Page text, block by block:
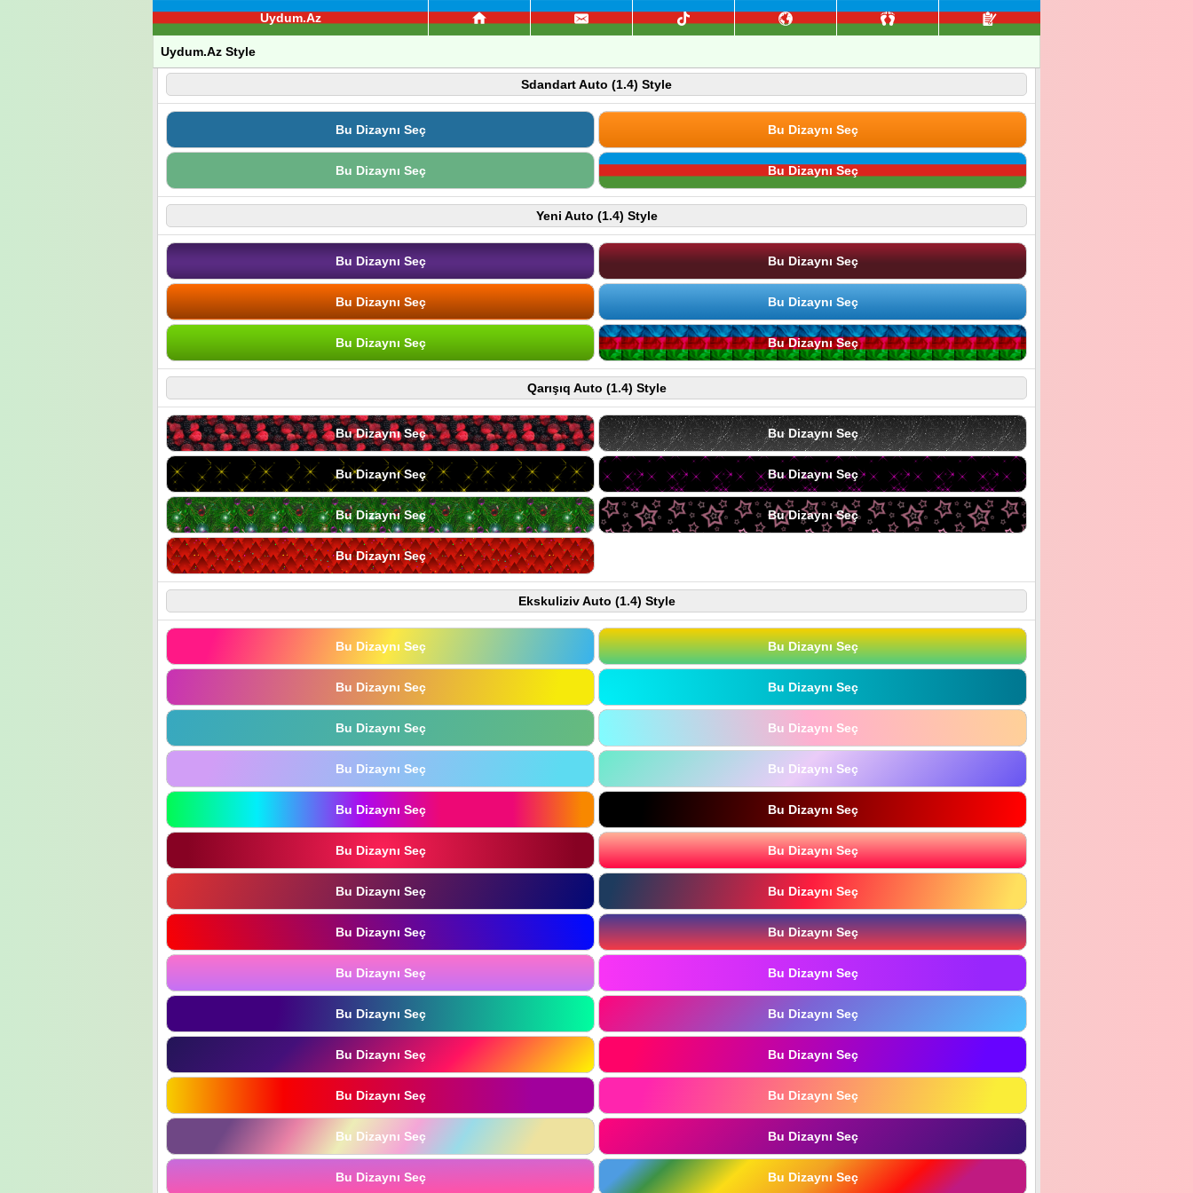
Uydum.Az
Uydum.Az Style
Sdandart Auto (1.4) Style
Bu Dizaynı Seç Bu Dizaynı Seç
Bu Dizaynı Seç Bu Dizaynı Seç
Yeni Auto (1.4) Style
Bu Dizaynı Seç Bu Dizaynı Seç
Bu Dizaynı Seç Bu Dizaynı Seç
Bu Dizaynı Seç Bu Dizaynı Seç
Qarışıq Auto (1.4) Style
Bu Dizaynı Seç Bu Dizaynı Seç
Bu Dizaynı Seç Bu Dizaynı Seç
Bu Dizaynı Seç Bu Dizaynı Seç
Bu Dizaynı Seç
Ekskuliziv Auto (1.4) Style
Bu Dizaynı Seç Bu Dizaynı Seç
Bu Dizaynı Seç Bu Dizaynı Seç
Bu Dizaynı Seç Bu Dizaynı Seç
Bu Dizaynı Seç Bu Dizaynı Seç
Bu Dizaynı Seç Bu Dizaynı Seç
Bu Dizaynı Seç Bu Dizaynı Seç
Bu Dizaynı Seç Bu Dizaynı Seç
Bu Dizaynı Seç Bu Dizaynı Seç
Bu Dizaynı Seç Bu Dizaynı Seç
Bu Dizaynı Seç Bu Dizaynı Seç
Bu Dizaynı Seç Bu Dizaynı Seç
Bu Dizaynı Seç Bu Dizaynı Seç
Bu Dizaynı Seç Bu Dizaynı Seç
Bu Dizaynı Seç Bu Dizaynı Seç